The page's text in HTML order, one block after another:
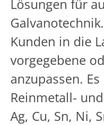
Erneuerbare
Solarwafer
Solarzelle Inline
Solarzelle Batch
Verbrauchsgüter
MedTech
Medizinische
Eye Care
Glas Anwendungen
Lösungen für
Kunden in die
vorgegebene
anzupassen.
Reinmetall-
Ag, Cu, Sn, Ni,